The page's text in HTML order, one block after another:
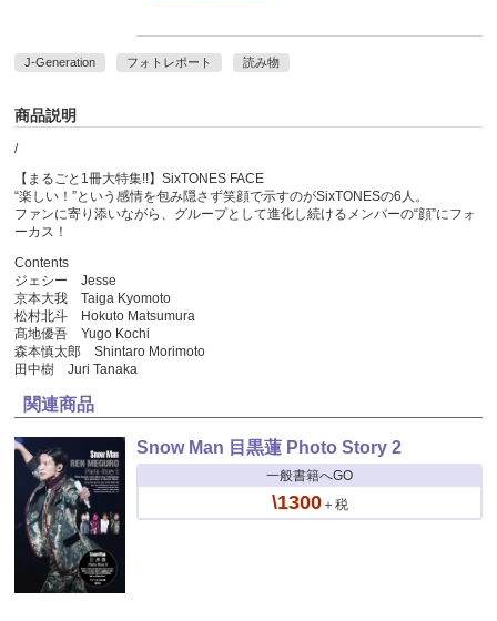
J-Generation フォトレポート 読み物
商品説明
/
【まるごと1冊大特集!!】SixTONES FACE
“楽しい！”という感情を包み隠さず笑顔で示すのがSixTONESの6人。
ファンに寄り添いながら、グループとして進化し続けるメンバーの“顔”にフォ
ーカス！
Contents
ジェシー Jesse
京本大我 Taiga Kyomoto
松村北斗 Hokuto Matsumura
髙地優吾 Yugo Kochi
森本慎太郎 Shintaro Morimoto
田中樹 Juri Tanaka
関連商品
Snow Man 目黒蓮 Photo Story 2
一般書籍へGO
\1300＋税